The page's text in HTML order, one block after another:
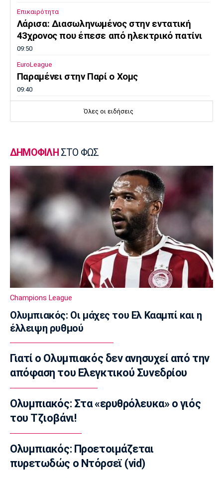
Επικαιρότητα
Λάρισα: Διασωληνωμένος στην εντατική
43χρονος που έπεσε από ηλεκτρικό πατίνι
09:50
EuroLeague
Παραμένει στην Παρί ο Χομς
09:40
L’Equipe: «Στο κενό πρόταση 115 εκατ. ευρώ
Ποδόσφαιρο - Διεθνή
Πήρε τον Γιρένκι με ποσό ρεκόρ η Κόβεντρι
Εθνικές Μπάσκετ
Ευρωμπάσκετ U16: Το πανόραμα της
διοργάνωσης
09:10
Super League 1
ΑΕΚ-Athens Kallithea: Tελευταία πρόβα πριν
τα επίσημα
09:00
Πινγκ Πονγκ: Ασημένια η Τζαρίδου στο Όπεν
της Λετονίας
08:50
Εθνικές Μπάσκετ
Ευρωμπάσκετ Κορασίδων: Οι δηλώσεις του
αγώνα Ιρλανδία-Ελλάδα
Ποδόσφαιρο
Ο Τάσος Χατζηγιοβάνης κάλυψε το ποσό που
είχε ανάγκη ο μικρός Δημήτρης
08:30
Ποδόσφαιρο - Διεθνή
Όλες οι ειδήσεις
ΔΗΜΟΦΙΛΗ ΣΤΟ ΦΩΣ
Champions League
Ολυμπιακός: Οι μάχες του Ελ Κααμπί και η
έλλειψη ρυθμού
Γιατί ο Ολυμπιακός δεν ανησυχεί από την
απόφαση του Ελεγκτικού Συνεδρίου
Ολυμπιακός: Στα «ερυθρόλευκα» ο γιός
του Τζιοβάνι!
Ολυμπιακός: Προετοιμάζεται
πυρετωδώς ο Ντόρσεϊ (vid)